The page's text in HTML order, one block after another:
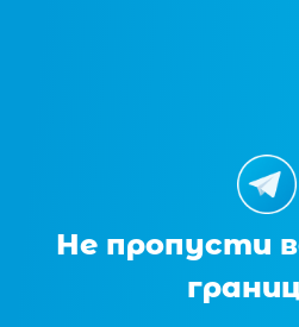
Не пропусти